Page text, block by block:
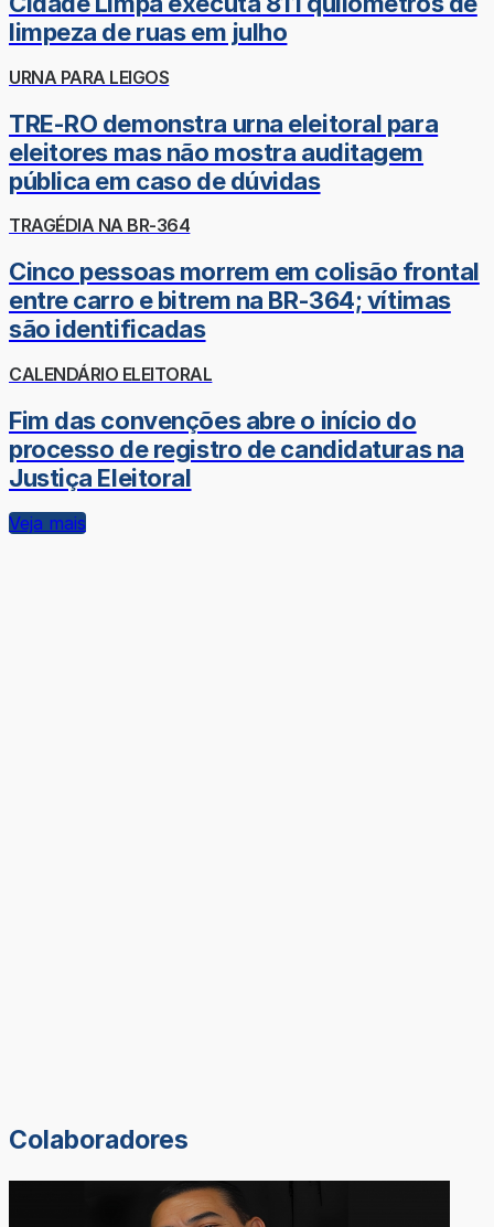
limpeza de ruas em julho
URNA PARA LEIGOS
TRE-RO demonstra urna eleitoral para
eleitores mas não mostra auditagem
pública em caso de dúvidas
TRAGÉDIA NA BR-364
Cinco pessoas morrem em colisão frontal
entre carro e bitrem na BR-364; vítimas
são identificadas
CALENDÁRIO ELEITORAL
Fim das convenções abre o início do
processo de registro de candidaturas na
Justiça Eleitoral
Veja mais
Colaboradores